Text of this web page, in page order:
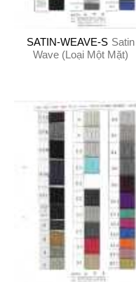
SATIN-WEAVE-S Satin
Wave (Loại Một Mặt)